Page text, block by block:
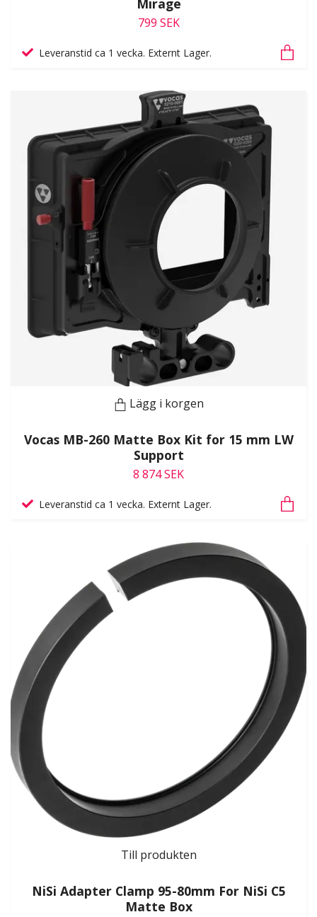
Mirage
799 SEK
Leveranstid ca 1 vecka. Externt Lager.
Lägg i korgen
Vocas MB-260 Matte Box Kit for 15 mm LW
Support
8 874 SEK
Leveranstid ca 1 vecka. Externt Lager.
Till produkten
NiSi Adapter Clamp 95-80mm For NiSi C5
Matte Box